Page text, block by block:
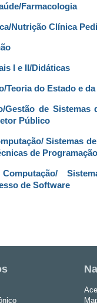
Farmacologia
Nutrição Clínica
I e II/Didáticas
Teoria do Estado e
Gestão de
Público
Sistemas
de
de Software